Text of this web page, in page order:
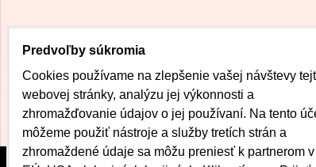
Predvoľby súkromia
Cookies používame na zlepšenie vašej návštevy
webovej stránky, analýzu jej výkonnosti a
zhromažďovanie údajov o jej používaní. Na tento
môžeme použiť nástroje a služby tretích strán a
zhromaždené údaje sa môžu preniesť k partnerom v